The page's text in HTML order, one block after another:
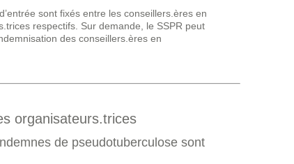
sont fixés entre les conseillers.ères en
respectifs. Sur demande, le SSPR peut
des conseillers.ères en
organisateurs.trices
de pseudotuberculose sont